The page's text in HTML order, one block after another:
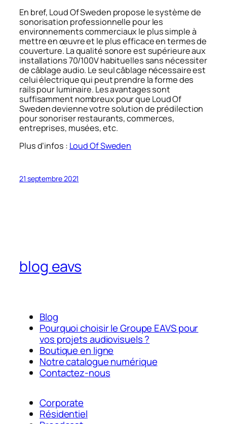
En bref, Loud Of Sweden propose le système de
sonorisation professionnelle pour les
environnements commerciaux le plus simple à
mettre en œuvre et le plus efficace en termes de
couverture. La qualité sonore est supérieure aux
installations 70/100V habituelles sans nécessiter
de câblage audio. Le seul câblage nécessaire est
celui électrique qui peut prendre la forme des
rails pour luminaire. Les avantages sont
suffisamment nombreux pour que Loud Of
Sweden devienne votre solution de prédilection
pour sonoriser restaurants, commerces,
entreprises, musées, etc.
Plus d’infos : Loud Of Sweden
21 septembre 2021
blog eavs
Blog
Pourquoi choisir le Groupe EAVS pour
vos projets audiovisuels ?
Boutique en ligne
Notre catalogue numérique
Contactez-nous
Corporate
Résidentiel